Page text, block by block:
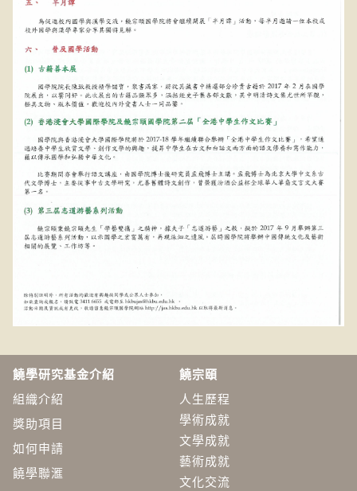
饒學研究基金介紹
組織介紹
獎助項目
如何申請
饒學聯滙
饒宗頤
人生歷程
學術成就
文學成就
藝術成就
文化交流